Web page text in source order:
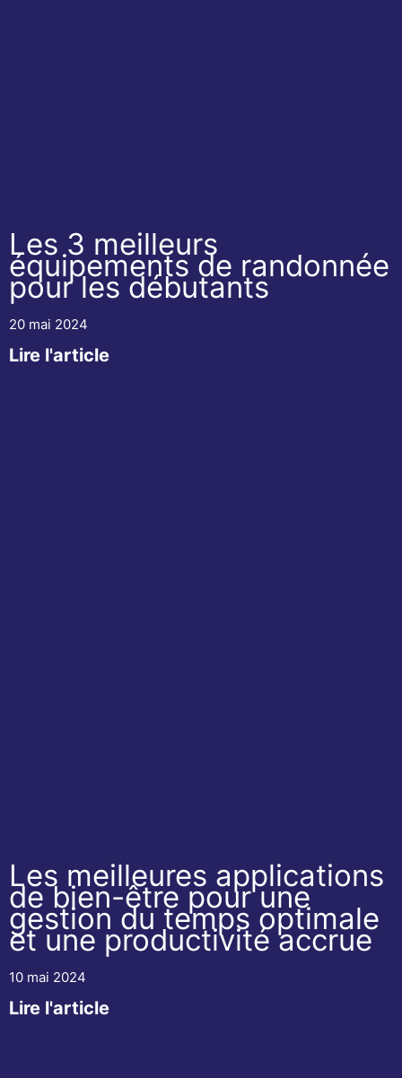
Les 3 meilleurs
équipements de randonnée
pour les débutants
20 mai 2024
Lire l'article
Les meilleures applications
de bien-être pour une
gestion du temps optimale
et une productivité accrue
10 mai 2024
Lire l'article